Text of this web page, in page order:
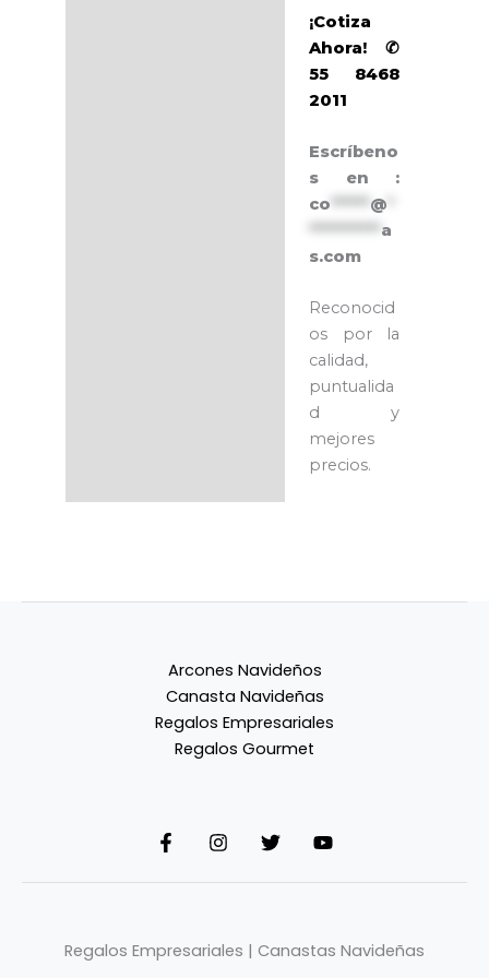
¡Cotiza
Ahora! ✆
55 8468
2011
Escríbeno
s en :
co ****** @
*********** a
s.com
Reconocid
os por la
calidad,
puntualida
d y
mejores
precios.
Arcones Navideños
Canasta Navideñas
Regalos Empresariales
Regalos Gourmet
Regalos Empresariales | Canastas Navideñas